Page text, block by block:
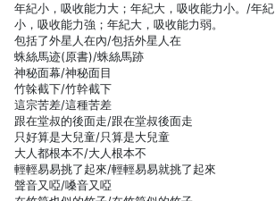
年紀小，吸收能力大；年紀大，吸收能力小。/年紀
小，吸收能力強；年紀大，吸收能力弱。
包括了外星人在內/包括外星人在
蛛絲馬迹(原書)/蛛絲馬跡
神秘面幕/神秘面目
竹榦截下/竹幹截下
這宗苦差/這種苦差
跟在堂叔的後面走/跟在堂叔後面走
只好算是大兒童/只算是大兒童
大人都根本不/大人根本不
輕輕易易挑了起來/輕輕易易就挑了起來
聲音又啞/嗓音又啞